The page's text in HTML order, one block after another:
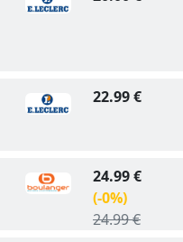
22.99 €
24.99 €
(-0%)
24.99 €